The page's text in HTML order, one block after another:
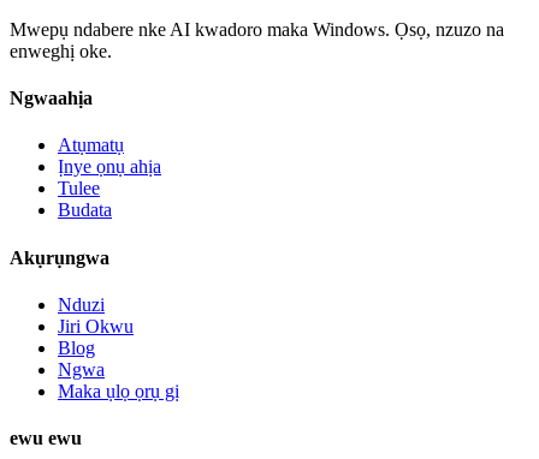
Mwepụ ndabere nke AI kwadoro maka Windows. Ọsọ, nzuzo na
enweghị oke.
Ngwaahịa
Atụmatụ
Ịnye ọnụ ahịa
Tulee
Budata
Akụrụngwa
Nduzi
Jiri Okwu
Blog
Ngwa
Maka ụlọ ọrụ gị
ewu ewu